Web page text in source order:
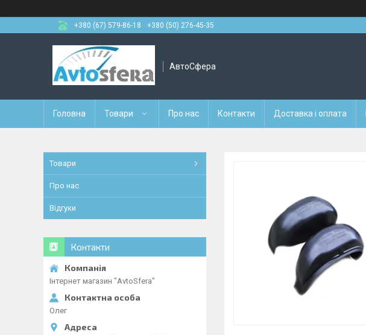
+380 (67) 579-86-18
+380 (50) 276-45-35
АвтоСфера
Головна Товари Про нас Контакти Доставка і оплата
Товари
Про нас
Відгуки
Контакти
Інтернет магазин "AvtoSfera"
Олег